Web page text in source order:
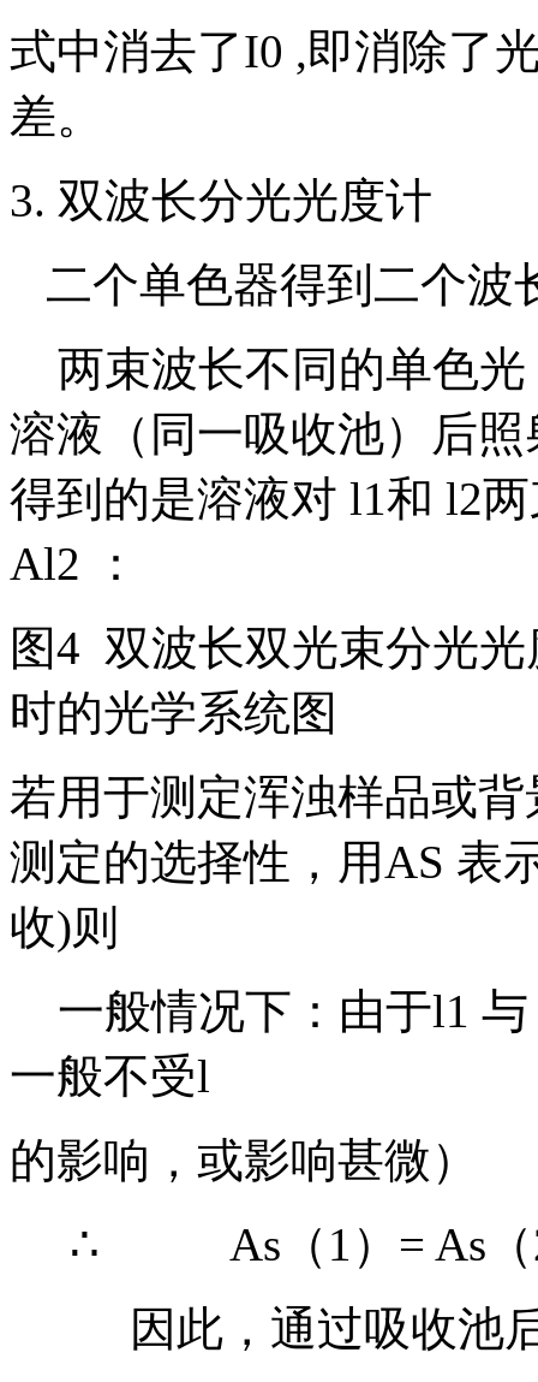
式中消去了I0 ,即消除了
差。
3. 双波长分光光度计
二个单色器得到二个波
两束波长不同的单色光
溶液（同一吸收池）后
得到的是溶液对 l1和 l2
Al2 ：
图4 双波长双光束分光
时的光学系统图
若用于测定浑浊样品或
测定的选择性，用AS 表
收)则
一般情况下：由于l1 与
一般不受l
的影响，或影响甚微）
∴ As（1）= As（
因此，通过吸收池后